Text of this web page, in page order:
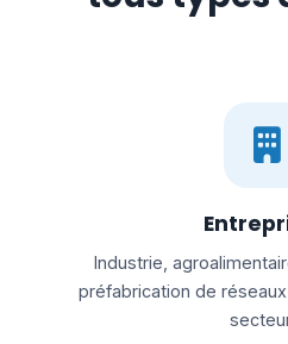
Industrie,
préfabrication de